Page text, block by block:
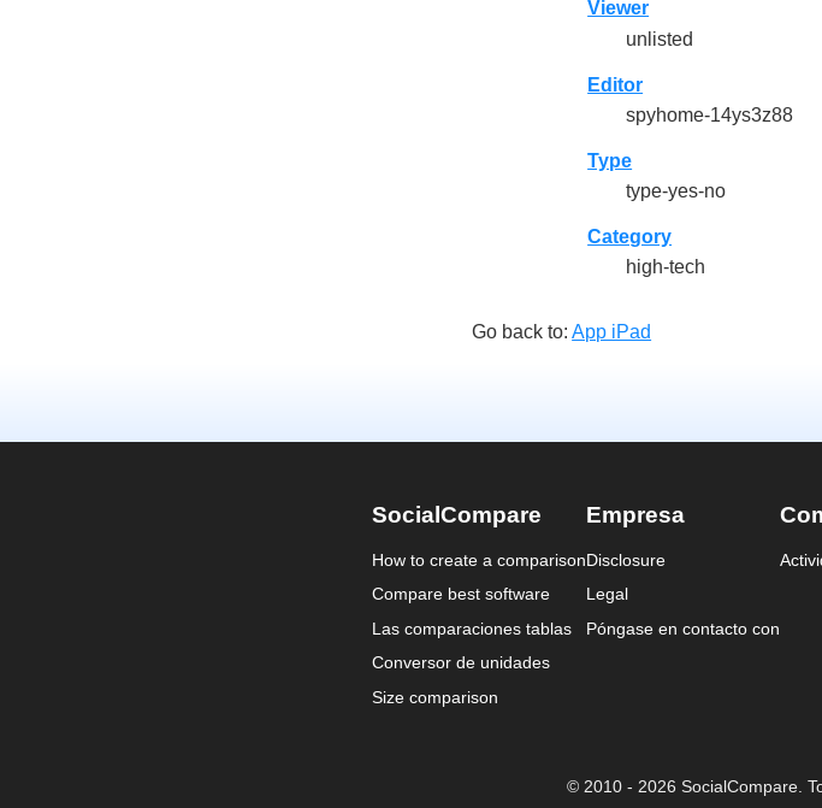
Viewer
unlisted
Editor
spyhome-14ys3z88
Type
type-yes-no
Category
high-tech
Go back to:App iPad
SocialCompare
How to create a comparison
Compare best software
Las comparaciones tablas
Conversor de unidades
Size comparison
Empresa
Disclosure
Legal
Póngase en contacto con
© 2010 - 2026 SocialCompare.